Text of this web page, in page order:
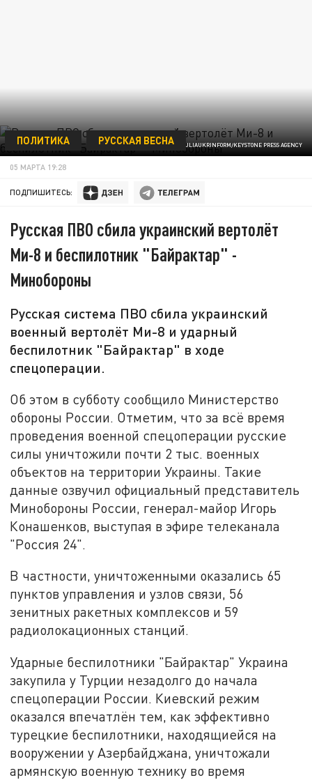
YULII ZOZULIAUKRINFORM/KEYSTONE PRESS AGENCY
ПОЛИТИКА РУССКАЯ ВЕСНА
05 МАРТА 19:28
ПОДПИШИТЕСЬ:
Русская ПВО сбила украинский вертолёт
Ми-8 и беспилотник "Байрактар" -
Минобороны
Русская система ПВО сбила украинский
военный вертолёт Ми-8 и ударный
беспилотник "Байрактар" в ходе
спецоперации.
Об этом в субботу сообщило Министерство
обороны России. Отметим, что за всё время
проведения военной спецоперации русские
силы уничтожили почти 2 тыс. военных
объектов на территории Украины. Такие
данные озвучил официальный представитель
Минобороны России, генерал-майор Игорь
Конашенков, выступая в эфире телеканала
"Россия 24".
В частности, уничтоженными оказались 65
пунктов управления и узлов связи, 56
зенитных ракетных комплексов и 59
радиолокационных станций.
Ударные беспилотники "Байрактар" Украина
закупила у Турции незадолго до начала
спецоперации России. Киевский режим
оказался впечатлён тем, как эффективно
турецкие беспилотники, находящиейся на
вооружении у Азербайджана, уничтожали
армянскую военную технику во время